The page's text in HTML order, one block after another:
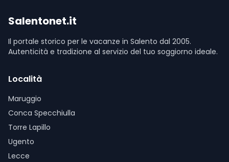
Salentonet.it
Il portale storico per le vacanze in Salento dal 2005.
Autenticità e tradizione al servizio del tuo soggiorno ideale.
Località
Maruggio
Conca Specchiulla
Torre Lapillo
Ugento
Lecce